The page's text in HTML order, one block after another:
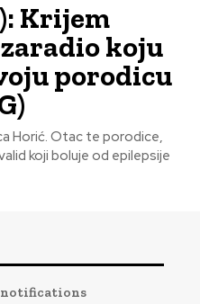
Krijem
koju
porodicu
Horić. Otac te porodice,
koji boluje od epilepsije
notifications